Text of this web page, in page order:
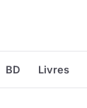
BD Livres